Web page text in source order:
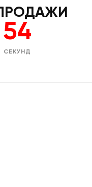
53
СЕКУНД